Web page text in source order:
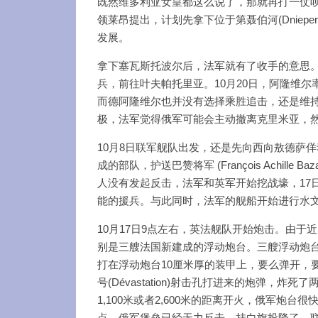
领莱昂提出，计划先拿下位于第聂伯河
发展。
拿下塞瓦斯托波尔后，法军就有了收手的意思
兵，前往叶夫帕托里亚。10月20日，阿隆维
而德阿隆维尔也并没有选择乘胜追击，还是维
极，法军觉得俄军可能会主动撤离克里米亚，
10月8日联军舰队出发，还是先向西向敖德萨
成的部队，护送巴赞将军 (François Achille
人没有发起反击，法军和英军开始挖战壕，
能的援兵。与此同时，法军的舰船开始进行水
10月17日9点左右，英法舰队开始炮击。由于
别是三艘法国新建成的浮动炮台。三艘浮动炮
打在浮动炮台10厘米厚的装甲上，要么弹开
号(Dévastation)射击孔打进来的炮弹，炸死了
1,100米或者2,600米的距离开火，俄军炮台很